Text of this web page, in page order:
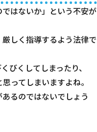
はないか」という不安が
しく指導するよう法律で
びくしてしまったり、
ってしまいますよね。
るのではないでしょう